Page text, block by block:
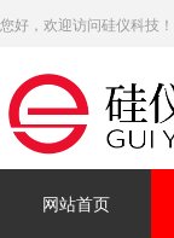
您好，欢迎访问硅仪科技！
网站首页